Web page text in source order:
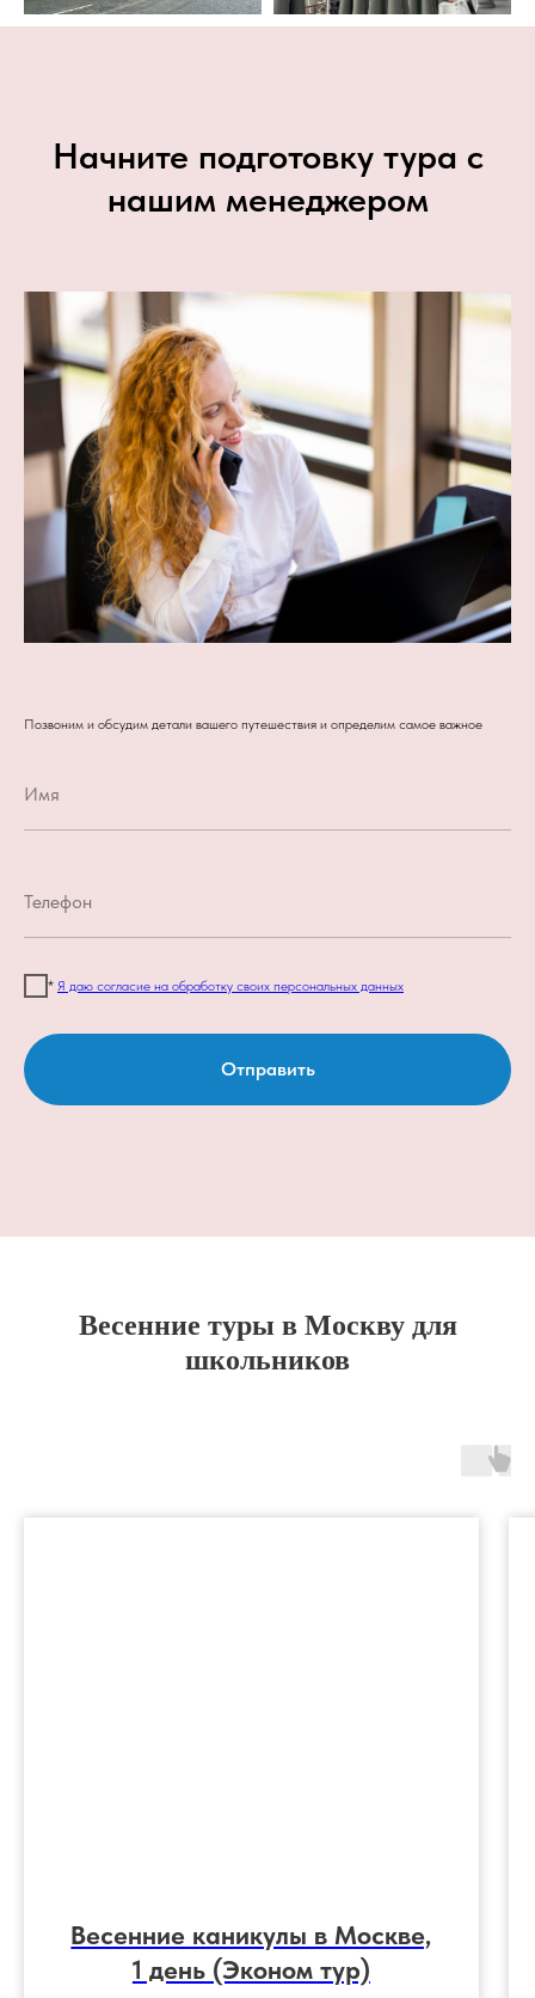
Начните подготовку тура с
нашим менеджером
Позвоним и обсудим детали вашего путешествия и определим самое важное
* Я даю согласие на обработку своих персональных данных
Отправить
Весенние туры в Москву для
школьников
Весенние каникулы в Москве,
1 день (Эконом тур)